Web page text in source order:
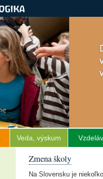
Veda, výskum
Zmena školy
Na Slovensku je